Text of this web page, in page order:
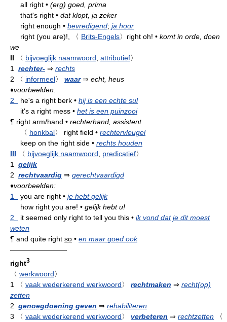
all right • (erg) goed, prima
that's right • dat klopt, ja zeker
right enough • bevredigend; ja hoor
right (you are)!,
〈 Brits-Engels〉 right oh! • komt in orde, doen
we
II
〈 bijvoeglijk naamwoord, attributief〉
1 rechter- ⇒ rechts
2
〈 informeel〉 waar⇒ echt, heus
♦voorbeelden:
2
he's a right berk • hij is een echte sul
it's a right mess • het is een puinzooi
¶ right arm/hand • rechterhand, assistent
〈 honkbal〉 right field • rechtervleugel
keep on the right side • rechts houden
III
〈 bijvoeglijk naamwoord, predicatief〉
1 gelijk
2 rechtvaardig ⇒ gerechtvaardigd
♦voorbeelden:
1
you are right • je hebt gelijk
how right you are! • gelijk hebt u!
2
it seemed only right to tell you this • ik vond dat je dit moest
weten
¶ and quite right so • en maar goed ook
————————
right3
〈 werkwoord〉
1
〈 vaak wederkerend werkwoord〉 rechtmaken ⇒ recht(op)
zetten
2 genoegdoening geven ⇒ rehabiliteren
3
〈 vaak wederkerend werkwoord〉 verbeteren ⇒ rechtzetten
〈